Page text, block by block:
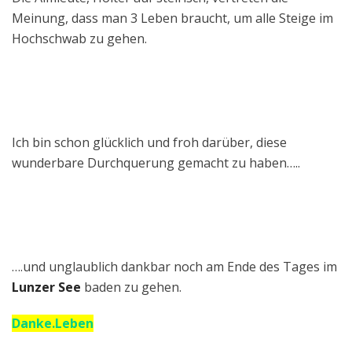
Meinung, dass man 3 Leben braucht, um alle Steige im
Hochschwab zu gehen.
Ich bin schon glücklich und froh darüber, diese
wunderbare Durchquerung gemacht zu haben…..
….und unglaublich dankbar noch am Ende des Tages im
Lunzer See baden zu gehen.
Danke.Leben